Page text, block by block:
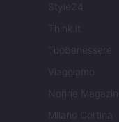
Style24
Think.it
Tuobenessere
Viaggiamo
Nonne Magazine
Milano Cortina